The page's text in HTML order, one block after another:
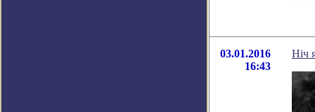
03.01.2016
16:43
Нiч